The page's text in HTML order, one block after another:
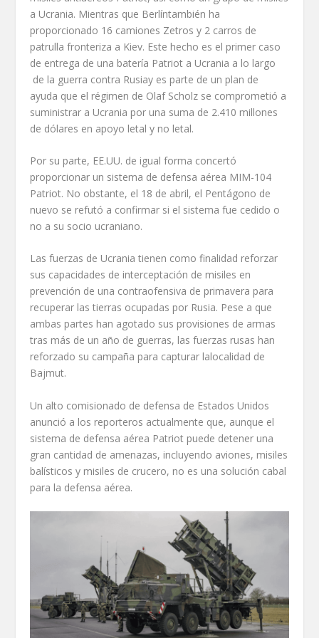
a Ucrania. Mientras que Berlíntambién ha
proporcionado 16 camiones Zetros y 2 carros de
patrulla fronteriza a Kiev. Este hecho es el primer caso
de entrega de una batería Patriot a Ucrania a lo largo
de la guerra contra Rusiay es parte de un plan de
ayuda que el régimen de Olaf Scholz se comprometió a
suministrar a Ucrania por una suma de 2.410 millones
de dólares en apoyo letal y no letal.
Por su parte, EE.UU. de igual forma concertó
proporcionar un sistema de defensa aérea MIM-104
Patriot. No obstante, el 18 de abril, el Pentágono de
nuevo se refutó a confirmar si el sistema fue cedido o
no a su socio ucraniano.
Las fuerzas de Ucrania tienen como finalidad reforzar
sus capacidades de interceptación de misiles en
prevención de una contraofensiva de primavera para
recuperar las tierras ocupadas por Rusia. Pese a que
ambas partes han agotado sus provisiones de armas
tras más de un año de guerras, las fuerzas rusas han
reforzado su campaña para capturar lalocalidad de
Bajmut.
Un alto comisionado de defensa de Estados Unidos
anunció a los reporteros actualmente que, aunque el
sistema de defensa aérea Patriot puede detener una
gran cantidad de amenazas, incluyendo aviones, misiles
balísticos y misiles de crucero, no es una solución cabal
para la defensa aérea.